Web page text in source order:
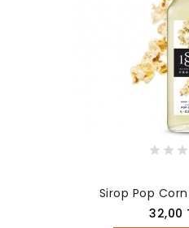
Sirop Pop
Prix
32,00